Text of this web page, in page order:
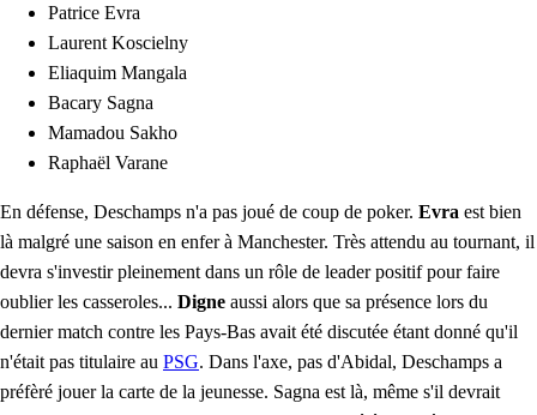
Patrice Evra
Laurent Koscielny
Eliaquim Mangala
Bacary Sagna
Mamadou Sakho
Raphaël Varane
En défense, Deschamps n'a pas joué de coup de poker. Evra est bien
là malgré une saison en enfer à Manchester. Très attendu au tournant, il
devra s'investir pleinement dans un rôle de leader positif pour faire
oublier les casseroles... Digne aussi alors que sa présence lors du
dernier match contre les Pays-Bas avait été discutée étant donné qu'il
n'était pas titulaire au PSG. Dans l'axe, pas d'Abidal, Deschamps a
préfèré jouer la carte de la jeunesse. Sagna est là, même s'il devrait